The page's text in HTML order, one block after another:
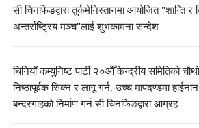
सी चिनफिङद्वारा तुर्कमेनिस्तानमा आयोजित "शान्ति र
अन्तर्राष्ट्रिय मञ्च"लाई शुभकामना सन्देश
चिनियाँ कम्युनिष्ट पार्टी २०औँ केन्द्रीय समितिको
निष्ठापूर्वक सिक्न र लागू गर्न, उच्च मापदण्डमा
बन्दरगाहको निर्माण गर्न सी चिनफिङद्वारा आग्रह